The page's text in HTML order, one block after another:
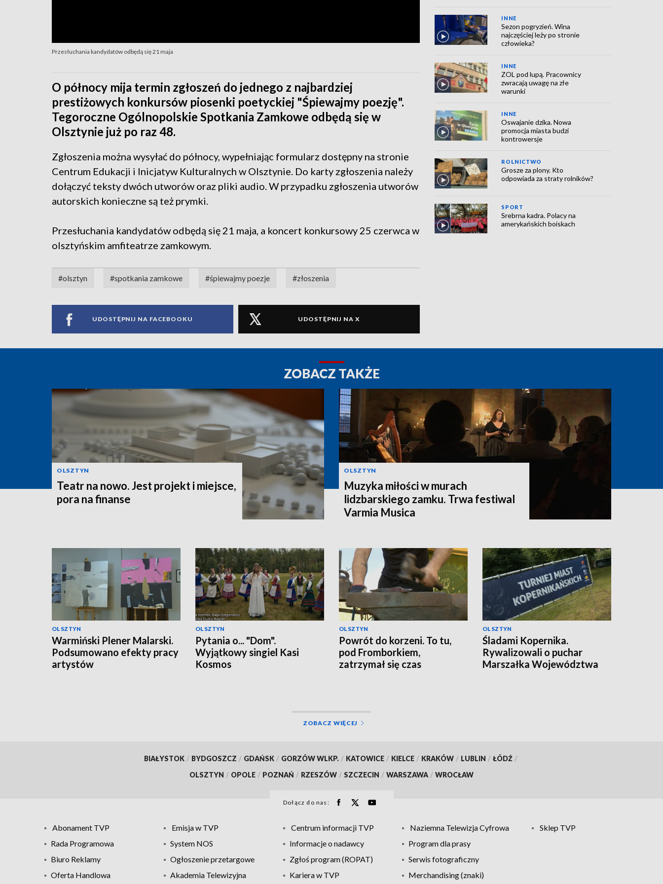
Przesłuchania kandydatów odbędą się 21 maja
O północy mija termin zgłoszeń do jednego z najbardziej
prestiżowych konkursów piosenki poetyckiej "Śpiewajmy poezję".
Tegoroczne Ogólnopolskie Spotkania Zamkowe odbędą się w
Olsztynie już po raz 48.
Zgłoszenia można wysyłać do północy, wypełniając formularz dostępny na stronie
Centrum Edukacji i Inicjatyw Kulturalnych w Olsztynie. Do karty zgłoszenia należy
dołączyć teksty dwóch utworów oraz pliki audio. W przypadku zgłoszenia utworów
autorskich konieczne są też prymki.
Przesłuchania kandydatów odbędą się 21 maja, a koncert konkursowy 25 czerwca w
olsztyńskim amfiteatrze zamkowym.
#olsztyn #spotkania zamkowe #śpiewajmy poezje #złoszenia
UDOSTĘPNIJ NA FACEBOOKU UDOSTĘPNIJ NA X
INNE
Sezon pogryzień. Wina
najczęściej leży po stronie
człowieka?
INNE
ZOL pod lupą. Pracownicy
zwracają uwagę na złe
warunki
INNE
Oswajanie dzika. Nowa
promocja miasta budzi
kontrowersje
ROLNICTWO
Grosze za plony. Kto
odpowiada za straty rolników?
SPORT
Srebrna kadra. Polacy na
amerykańskich boiskach
ZOBACZ TAKŻE
OLSZTYN
Teatr na nowo. Jest projekt i miejsce,
pora na finanse
OLSZTYN
Muzyka miłości w murach
lidzbarskiego zamku. Trwa festiwal
Varmia Musica
OLSZTYN
Warmiński Plener Malarski.
Podsumowano efekty pracy
artystów
OLSZTYN
Pytania o... "Dom".
Wyjątkowy singiel Kasi
Kosmos
OLSZTYN
Powrót do korzeni. To tu,
pod Fromborkiem,
zatrzymał się czas
OLSZTYN
Śladami Kopernika.
Rywalizowali o puchar
Marszałka Województwa
ZOBACZ WIĘCEJ
BIAŁYSTOK / BYDGOSZCZ / GDAŃSK / GORZÓW WLKP. / KATOWICE / KIELCE / KRAKÓW / LUBLIN / ŁÓDŹ /
OLSZTYN / OPOLE / POZNAŃ / RZESZÓW / SZCZECIN / WARSZAWA / WROCŁAW
Dołącz do nas:
Abonament TVP Emisja w TVP Centrum informacji TVP Naziemna Telewizja Cyfrowa
Sklep TVP
Rada Programowa
System NOS Informacje o nadawcy
Program dla prasy
Biuro Reklamy
Ogłoszenie przetargowe Zgłoś program (ROPAT)
Serwis fotograficzny
Oferta Handlowa
Akademia Telewizyjna Kariera w TVP Merchandising (znaki)